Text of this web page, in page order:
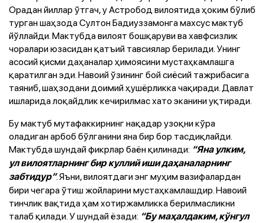
Орадан йиллар ўтгач, у Астробод вилоятида ҳоким бўлиб
турган шаҳзода Султон Бадиуззамонга махсус мактуб
йўллайди. Мактубда вилоят бошқаруви ва хавфсизлик
чоралари юзасидан қатъий тавсиялар берилади. Унинг
асосий қисми даҳаналар ҳимоясини мустаҳкамлашга
қаратилган эди. Навоий ўзининг бой сиёсий тажрибасига
таяниб, шаҳзодани доимий ҳушёрликка чақиради. Давлат
ишларида лоқайдлик кечирилмас хато эканини уқтиради.
Бу мактуб мутафаккирнинг нақадар узоқни кўра
оладиган арбоб бўлганини яна бир бор тасдиқлайди.
Мактубда шундай фикрлар баён қилинади: “Яна улким,
ул вилоятларнинг бир куллий иши даҳаналарнинг
забтидур”. Яъни, вилоятдаги энг муҳим вазифалардан
бири чегара ўтиш жойларини мустаҳкамлашдир. Навоий
тинчлик вақтида ҳам хотиржамликка берилмасликни
талаб қилади. У шундай ёзади: “Бу маҳалдаким, кўнгул